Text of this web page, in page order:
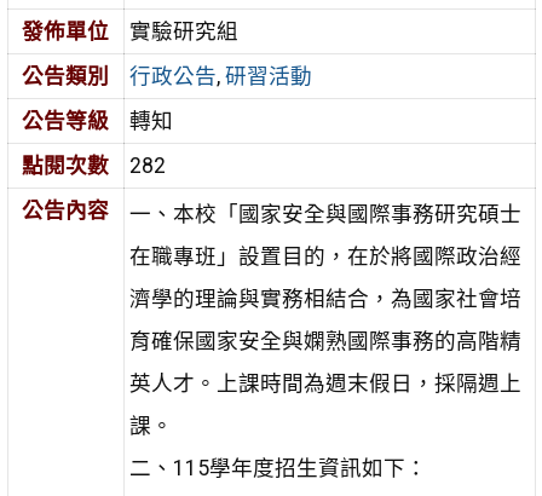
發佈單位
實驗研究組
公告類別
行政公告, 研習活動
公告等級
轉知
點閱次數
282
公告內容
一、本校「國家安全與國際事務研究碩士
在職專班」設置目的，在於將國際政治經
濟學的理論與實務相結合，為國家社會培
育確保國家安全與嫻熟國際事務的高階精
英人才。上課時間為週末假日，採隔週上
課。
二、115學年度招生資訊如下：